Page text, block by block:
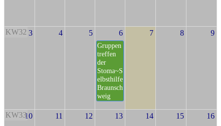
KW32 3 4 5 6
Gruppen
treffen
der
Stoma~S
elbsthilfe
Braunsch
weig
7 8 9
KW3310 11 12 13 14 15 16